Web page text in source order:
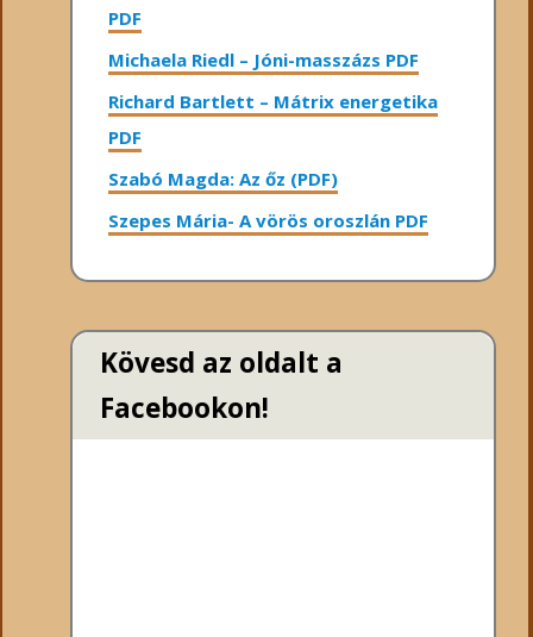
PDF
Michaela Riedl – Jóni-masszázs PDF
Richard Bartlett – Mátrix energetika
PDF
Szabó Magda: Az őz (PDF)
Szepes Mária- A vörös oroszlán PDF
Kövesd az oldalt a
Facebookon!